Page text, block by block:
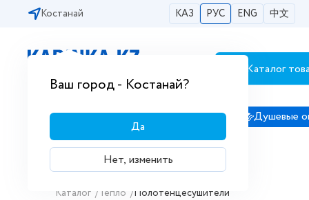
Костанай КАЗ РУС ENG 中文
Ваш город - Костанай?
Да
Нет, изменить
Бесплатная доставка по городам РК
Каталог
Сантехника Душевые кабины Душевые
Каталог / Тепло /Полотенцесушители